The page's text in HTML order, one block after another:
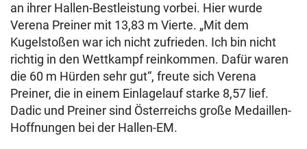
an ihrer Hallen-Bestleistung vorbei. Hier wurde
Verena Preiner mit 13,83 m Vierte. „Mit dem
Kugelstoßen war ich nicht zufrieden. Ich bin nicht
richtig in den Wettkampf reinkommen. Dafür waren
die 60 m Hürden sehr gut“, freute sich Verena
Preiner, die in einem Einlagelauf starke 8,57 lief.
Dadic und Preiner sind Österreichs große Medaillen-
Hoffnungen bei der Hallen-EM.